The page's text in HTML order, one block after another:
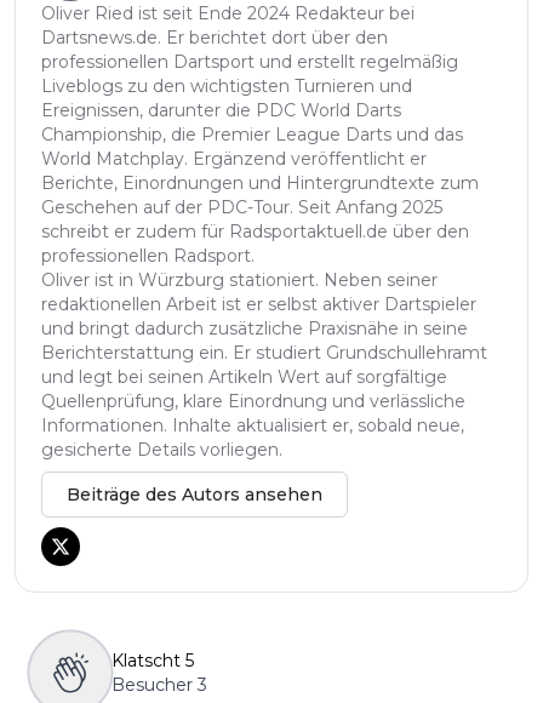
Oliver Ried ist seit Ende 2024 Redakteur bei
Dartsnews.de. Er berichtet dort über den
professionellen Dartsport und erstellt regelmäßig
Liveblogs zu den wichtigsten Turnieren und
Ereignissen, darunter die PDC World Darts
Championship, die Premier League Darts und das
World Matchplay. Ergänzend veröffentlicht er
Berichte, Einordnungen und Hintergrundtexte zum
Geschehen auf der PDC-Tour. Seit Anfang 2025
schreibt er zudem für Radsportaktuell.de über den
professionellen Radsport.
Oliver ist in Würzburg stationiert. Neben seiner
redaktionellen Arbeit ist er selbst aktiver Dartspieler
und bringt dadurch zusätzliche Praxisnähe in seine
Berichterstattung ein. Er studiert Grundschullehramt
und legt bei seinen Artikeln Wert auf sorgfältige
Quellenprüfung, klare Einordnung und verlässliche
Informationen. Inhalte aktualisiert er, sobald neue,
gesicherte Details vorliegen.
Beiträge des Autors ansehen
Klatscht 5
Besucher 3